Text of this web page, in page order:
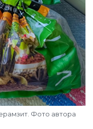
Фото автора